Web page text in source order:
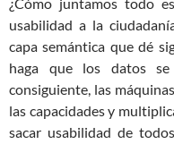
usabilidad a la
capa semántica que dé
haga que los datos
consiguiente, las
las capacidades y
sacar usabilidad de